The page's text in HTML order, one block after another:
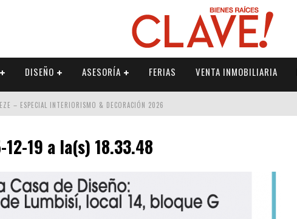
DISEÑO ASESORÍA FERIAS VENTA INMOBILIARIA
– ESPECIAL INTERIORISMO & DECORACIÓN 2026
& DECORACIÓN 2026
INTERIORISMO & DECORACIÓN 2026
19 a la(s) 18.33.48